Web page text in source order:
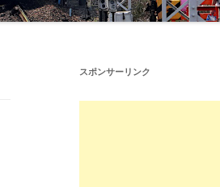
スポンサーリンク